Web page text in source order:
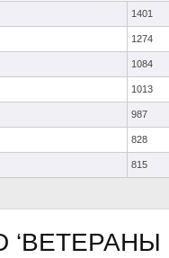
1401
1274
1084
1013
987
828
815